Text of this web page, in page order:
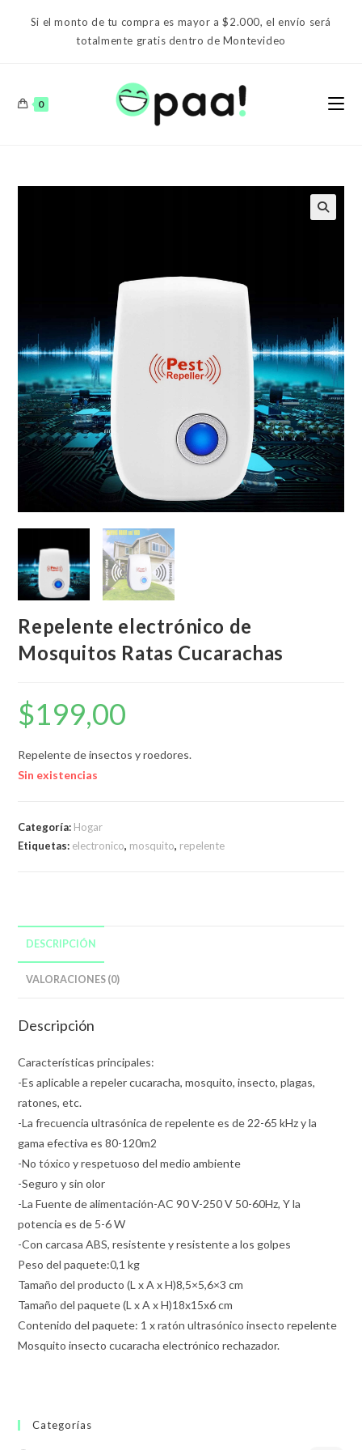
Si el monto de tu compra es mayor a $2.000, el envío será
totalmente gratis dentro de Montevideo
0
Repelente electrónico de
Mosquitos Ratas Cucarachas
$199,00
Repelente de insectos y roedores.
Sin existencias
Categoría: Hogar
Etiquetas: electronico, mosquito, repelente
DESCRIPCIÓN
VALORACIONES (0)
Descripción
Características principales:
-Es aplicable a repeler cucaracha, mosquito, insecto, plagas,
ratones, etc.
-La frecuencia ultrasónica de repelente es de 22-65 kHz y la
gama efectiva es 80-120m2
-No tóxico y respetuoso del medio ambiente
-Seguro y sin olor
-La Fuente de alimentación-AC 90 V-250 V 50-60Hz, Y la
potencia es de 5-6 W
-Con carcasa ABS, resistente y resistente a los golpes
Peso del paquete:0,1 kg
Tamaño del producto (L x A x H)8,5×5,6×3 cm
Tamaño del paquete (L x A x H)18x15x6 cm
Contenido del paquete: 1 x ratón ultrasónico insecto repelente
Mosquito insecto cucaracha electrónico rechazador.
Categorías